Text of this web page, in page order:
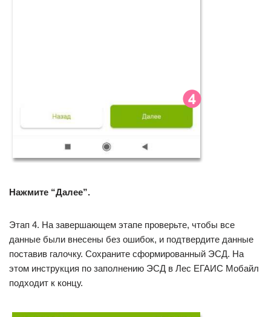
Нажмите “Далее”.
Этап 4. На завершающем этапе проверьте, чтобы все
данные были внесены без ошибок, и подтвердите данные
поставив галочку. Сохраните сформированный ЭСД. На
этом инструкция по заполнению ЭСД в Лес ЕГАИС Мобайл
подходит к концу.